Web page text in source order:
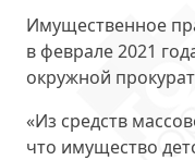
Имущественное
в феврале 2021
окружной
«Из средств
что имущество